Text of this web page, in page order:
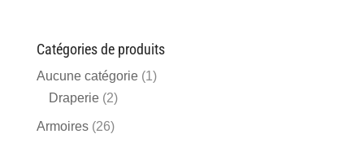
Catégories de produits
Aucune catégorie (1)
Draperie (2)
Armoires (26)